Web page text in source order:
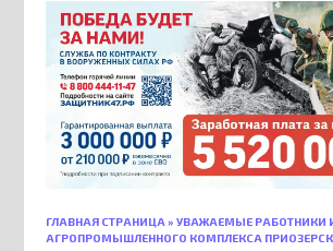
ГЛАВНАЯ СТРАНИЦА »УВАЖАЕМЫЕ РАБОТНИКИ
АГРОПРОМЫШЛЕННОГО КОМПЛЕКСА